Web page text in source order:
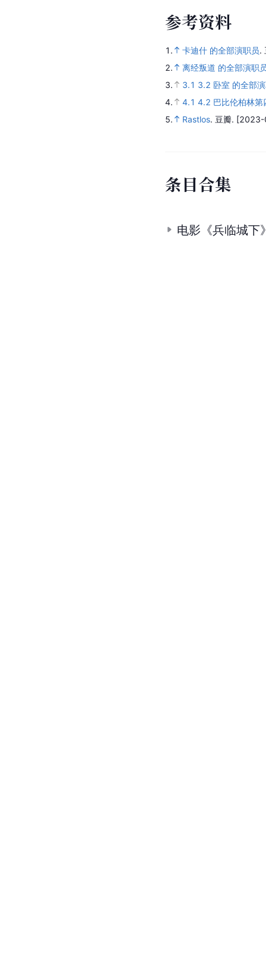
参考资料
1. 卡迪什 的全部演职员.
2.
离经叛道 的全部演职
3.
3.1 3.2 卧室 的全部
4.
4.1 4.2 巴比伦柏林
5.
Rastlos. 豆瓣.
条目合集
电影《兵临城下